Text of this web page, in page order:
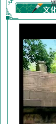
冯亦同